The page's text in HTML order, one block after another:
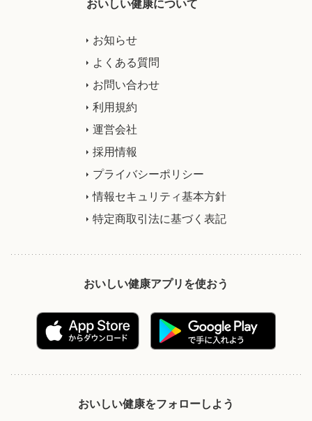
おいしい健康について
お知らせ
よくある質問
お問い合わせ
利用規約
運営会社
採用情報
プライバシーポリシー
情報セキュリティ基本方針
特定商取引法に基づく表記
おいしい健康アプリを使おう
おいしい健康をフォローしよう